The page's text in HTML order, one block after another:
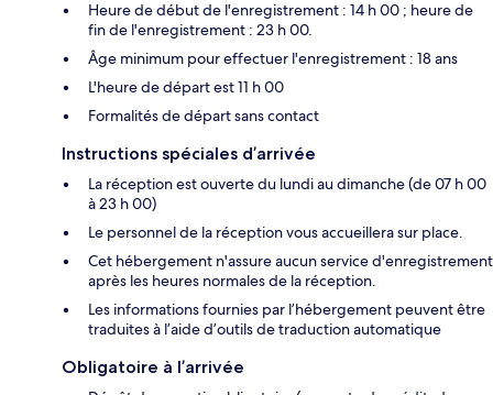
Heure de début de l'enregistrement : 14 h 00 ; heure de
fin de l'enregistrement : 23 h 00.
Âge minimum pour effectuer l'enregistrement : 18 ans
L'heure de départ est 11 h 00
Formalités de départ sans contact
Instructions spéciales d’arrivée
La réception est ouverte du lundi au dimanche (de 07 h 00
à 23 h 00)
Le personnel de la réception vous accueillera sur place.
Cet hébergement n'assure aucun service d'enregistrement
après les heures normales de la réception.
Les informations fournies par l’hébergement peuvent être
traduites à l’aide d’outils de traduction automatique
Obligatoire à l’arrivée